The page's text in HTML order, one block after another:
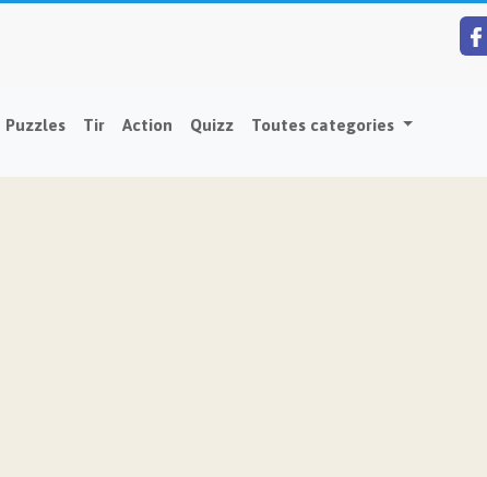
Puzzles Tir Action Quizz Toutes categories